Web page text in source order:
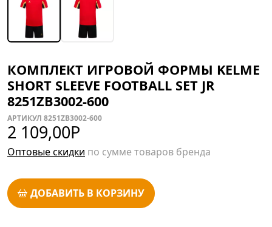
КОМПЛЕКТ ИГРОВОЙ ФОРМЫ KELME
SHORT SLEEVE FOOTBALL SET JR
8251ZB3002-600
АРТИКУЛ 8251ZB3002-600
2 109,00Р
Оптовые скидки по сумме товаров бренда
ДОБАВИТЬ В КОРЗИНУ